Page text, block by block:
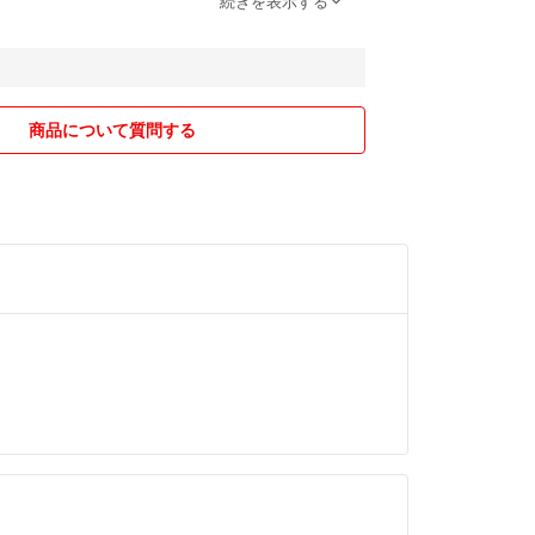
ントは削除・購入お断り・ブロックする場合があ
よく読んでからお願います。商品ページに記載済
す。
専門的な知識はないので、質問に返答できない場
商品について質問する